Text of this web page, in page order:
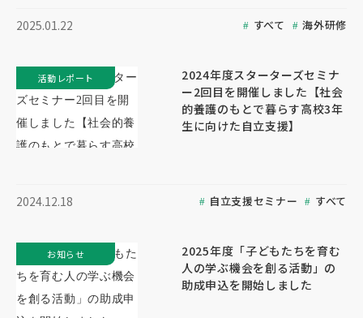
2025.01.22 すべて 海外研修
2024年度スターターズセミナ
ー2回目を開催しました【社会
的養護のもとで暮らす高校3年
生に向けた自立支援】
2024.12.18 自立支援セミナー すべて
活動レポート
2025年度「子どもたちを育む
人の学ぶ機会を創る活動」の
助成申込を開始しました
お知らせ